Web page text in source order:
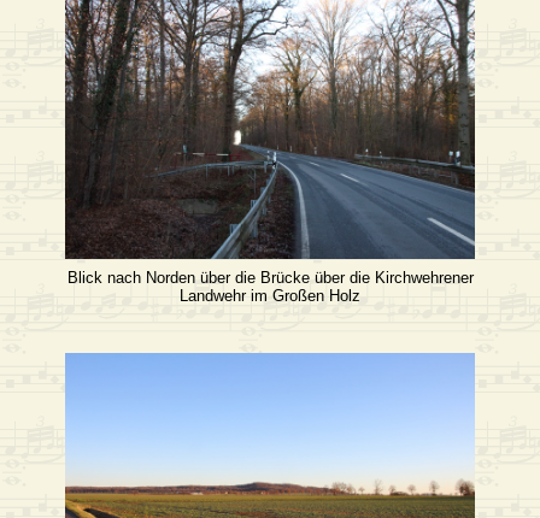
Blick nach Norden über die Brücke über die Kirchwehrener
Landwehr im Großen Holz